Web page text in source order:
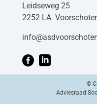
Leidseweg 25
2252 LA
@ofni
 
©
Adviesraad